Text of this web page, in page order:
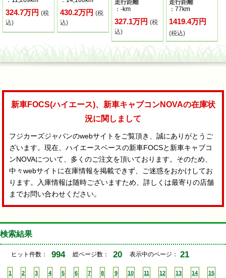
324.7万円 (税
込)
430.2万円(税
込)
走行距離
：-km
327.1万円(税
込)
走行距離
：77km
1419.4万円
(税込)
新車FOCS(ハイエース)、新車キャブコンNOVAの在庫状
況に関しまして
フジカーズジャパンのwebサイトをご覧頂き、誠にありがとうご
ざいます。現在、ハイエースベースの新車FOCSと新車キャブコ
ンNOVAについて、多くのご注文を頂いております。そのため、
中々webサイトに在庫情報を掲載できず、ご迷惑をおかけしてお
ります。入庫情報は随時ございますため、詳しくは最寄りの店舗
までお問い合わせください。
検索結果
ヒット件数： 994 総ページ数： 20 表示中のページ： 21
1 2 3 4 5 6 7 8 9 10 11 12 13 14 15